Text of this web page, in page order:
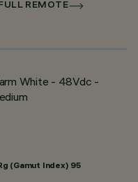
REMOTE
White - 48Vdc -
(Gamut Index) 95